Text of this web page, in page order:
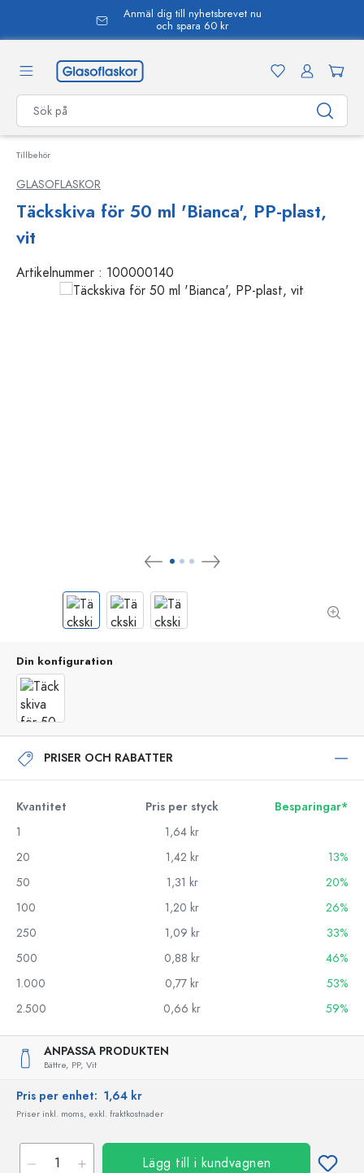
Anmäl dig till nyhetsbrevet nu
och spara 60 kr
Tillbehör
GLASOFLASKOR
Täckskiva för 50 ml 'Bianca', PP-plast,
vit
Artikelnummer : 100000140
Din konfiguration
PRISER OCH RABATTER
Kvantitet Pris per styck
Besparingar*
1
1,64 kr
20
1,42 kr
13%
50
1,31 kr
20%
100
1,20 kr
26%
250
1,09 kr
33%
500
0,88 kr
46%
1.000
0,77 kr
53%
2.500
0,66 kr 59%
ANPASSA PRODUKTEN
Bättre, PP, Vit
Pris per enhet: 1,64 kr
Priser inkl. moms, exkl. fraktkostnader
Lägg till i kundvagnen